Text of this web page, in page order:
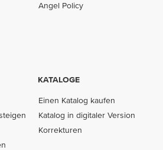
Angel Policy
KATALOGE
Einen Katalog kaufen
Katalog in digitaler Version
Korrekturen